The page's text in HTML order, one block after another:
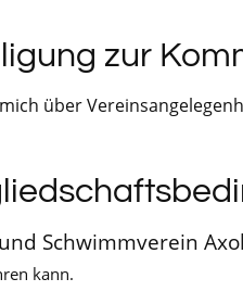
zur
über
Schwimmverein
kann.